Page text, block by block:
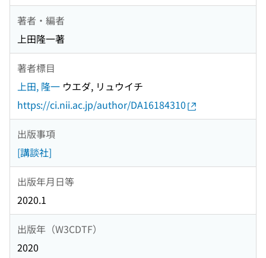
著者・編者
上田隆一著
著者標目
上田, 隆一 ウエダ, リュウイチ
https://ci.nii.ac.jp/author/DA16184310
出版事項
[講談社]
出版年月日等
2020.1
出版年（W3CDTF）
2020